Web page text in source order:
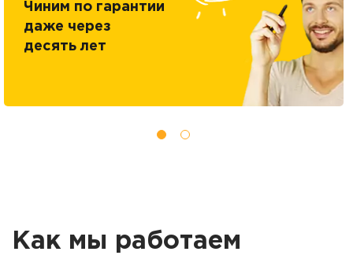
Чиним по гарантии
даже через
десять лет
Как мы работаем